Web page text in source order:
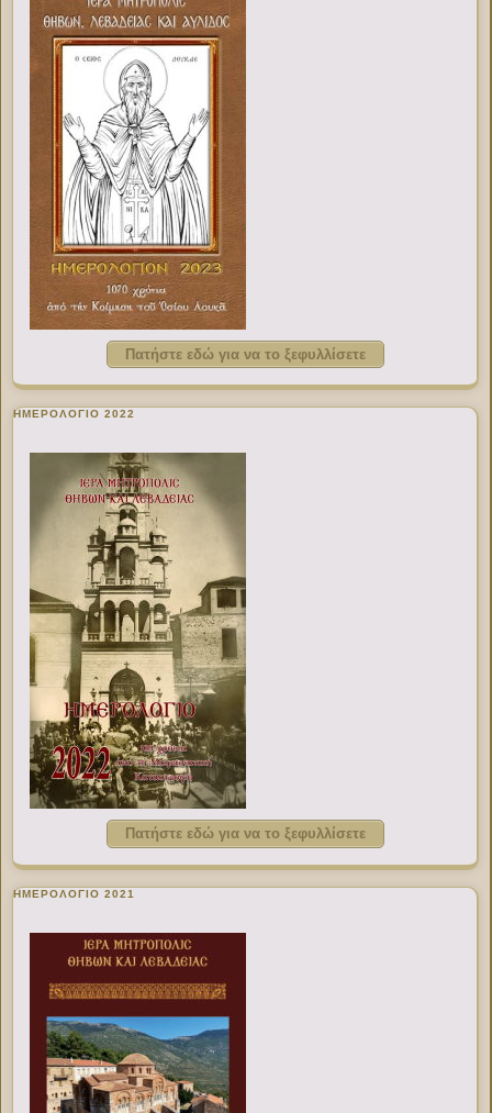
Πατήστε εδώ για να το ξεφυλλίσετε
ΗΜΕΡΟΛΟΓΙΟ 2022
Πατήστε εδώ για να το ξεφυλλίσετε
ΗΜΕΡΟΛΟΓΙΟ 2021